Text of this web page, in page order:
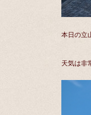
本日の立
天気は非